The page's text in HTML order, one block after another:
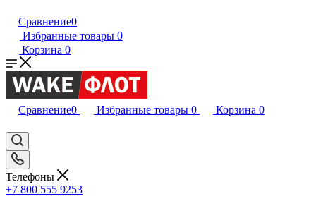
Сравнение0
Избранные товары 0
Корзина 0
Сравнение0 Избранные товары 0 Корзина 0
Телефоны
+7 800 555 9253